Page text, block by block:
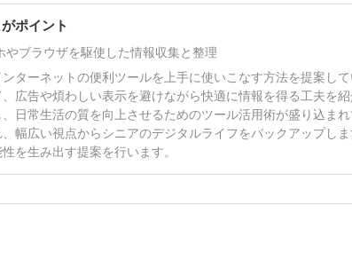
ポイント
やブラウザを駆使した情報収集と整理
ターネットの便利ツールを上手に使いこなす方法を提案し
広告や煩わしい表示を避けながら快適に情報を得る工夫を
日常生活の質を向上させるためのツール活用術が盛り込ま
幅広い視点からシニアのデジタルライフをバックアップし
を生み出す提案を行います。